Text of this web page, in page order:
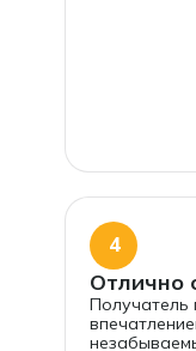
4
Отлично
Получатель